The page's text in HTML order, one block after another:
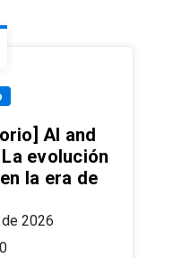
AI and
evolución
la era de
2026